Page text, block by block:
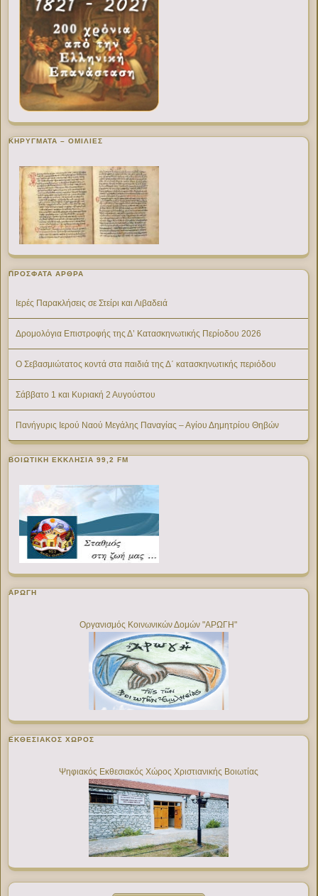
ΚΗΡΥΓΜΑΤΑ – ΟΜΙΛΙΕΣ
ΠΡΌΣΦΑΤΑ ΆΡΘΡΑ
Ιερές Παρακλήσεις σε Στείρι και Λιβαδειά
Δρομολόγια Επιστροφής της Δ’ Κατασκηνωτικής Περίοδου 2026
Ο Σεβασμιώτατος κοντά στα παιδιά της Δ΄ κατασκηνωτικής περιόδου
Σάββατο 1 και Κυριακή 2 Αυγούστου
Πανήγυρις Ιερού Ναού Μεγάλης Παναγίας – Αγίου Δημητρίου Θηβών
ΒΟΙΩΤΙΚΉ ΕΚΚΛΗΣΊΑ 99,2 FM
ΑΡΩΓΗ
Οργανισμός Κοινωνικών Δομών "ΑΡΩΓΗ"
ΕΚΘΕΣΙΑΚΌΣ ΧΏΡΟΣ
Ψηφιακός Εκθεσιακός Χώρος Χριστιανικής Βοιωτίας